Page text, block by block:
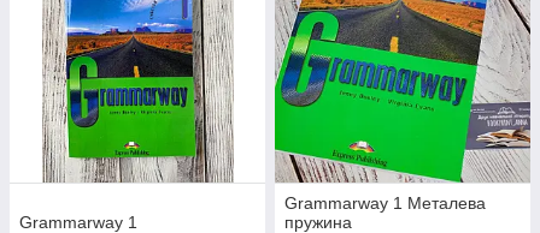
Grammarway 1
Grammarway 1 Металева
пружина